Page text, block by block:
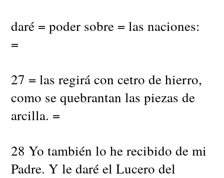
daré = poder sobre = las naciones:
=
27 = las regirá con cetro de hierro,
como se quebrantan las piezas de
arcilla. =
28 Yo también lo he recibido de mi
Padre. Y le daré el Lucero del